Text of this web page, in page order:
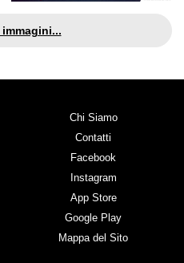
Chi Siamo
Contatti
Facebook
Instagram
App Store
Google Play
Mappa del Sito